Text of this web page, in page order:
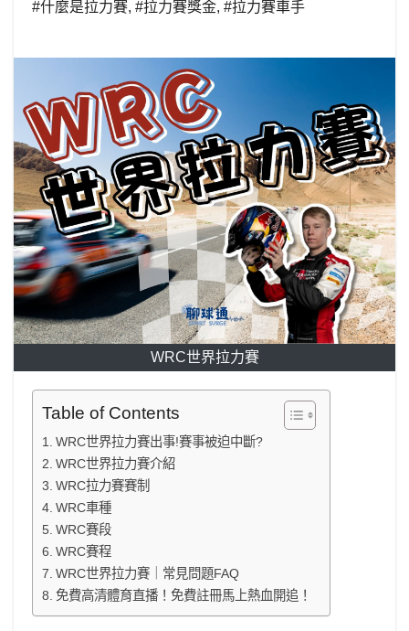
#什麼是拉力賽, #拉力賽獎金, #拉力賽車手
WRC世界拉力賽
Table of Contents
WRC世界拉力賽出事!賽事被迫中斷?
WRC世界拉力賽介紹
WRC拉力賽賽制
WRC車種
WRC賽段
WRC賽程
WRC世界拉力賽｜常見問題FAQ
免費高清體育直播！免費註冊馬上熱血開追！